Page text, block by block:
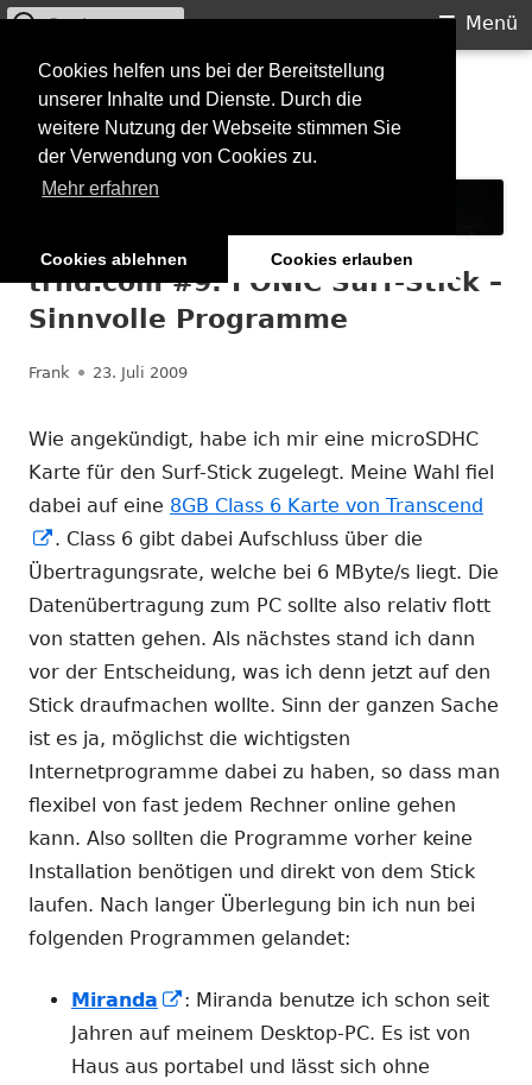
Cookies helfen uns bei der Bereitstellung
unserer Inhalte und Dienste. Durch die
weitere Nutzung der Webseite stimmen Sie
der Verwendung von Cookies zu.
Mehr erfahren
Cookies ablehnen Cookies erlauben
Springe
Inhalt
Starkilla
Konzertberichte und mehr
Primäres
Menü
Menü
Suchen
trnd.com #9: FONIC Surf-Stick –
Sinnvolle Programme
Autor
Frank Veröffentlicht
23. Juli 2009
Wie angekündigt, habe ich mir eine microSDHC
Karte für den Surf-Stick zugelegt. Meine Wahl fiel
dabei auf eine 8GB Class 6 Karte von Transcend
In
neuem
Fenster
öffnen
. Class 6 gibt dabei Aufschluss über die
Übertragungsrate, welche bei 6 MByte/s liegt. Die
Datenübertragung zum PC sollte also relativ flott
von statten gehen. Als nächstes stand ich dann
vor der Entscheidung, was ich denn jetzt auf den
Stick draufmachen wollte. Sinn der ganzen Sache
ist es ja, möglichst die wichtigsten
Internetprogramme dabei zu haben, so dass man
flexibel von fast jedem Rechner online gehen
kann. Also sollten die Programme vorher keine
Installation benötigen und direkt von dem Stick
laufen. Nach langer Überlegung bin ich nun bei
folgenden Programmen gelandet:
Miranda
In
neuem
Fenster
: Miranda benutze ich schon seit
Jahren auf meinem Desktop-PC. Es ist von
Haus aus portabel und lässt sich ohne